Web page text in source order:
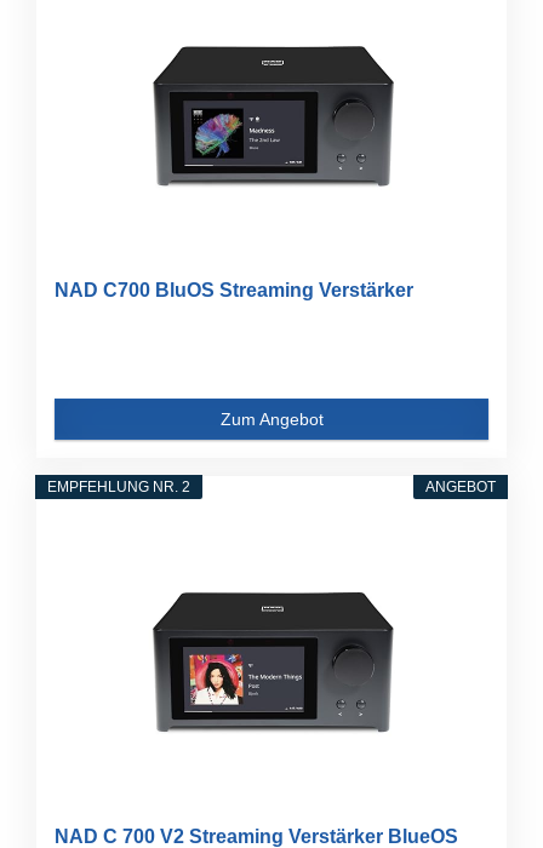
NAD C700 BluOS Streaming Verstärker
Zum Angebot
ANGEBOT
EMPFEHLUNG NR. 2
NAD C 700 V2 Streaming Verstärker BlueOS